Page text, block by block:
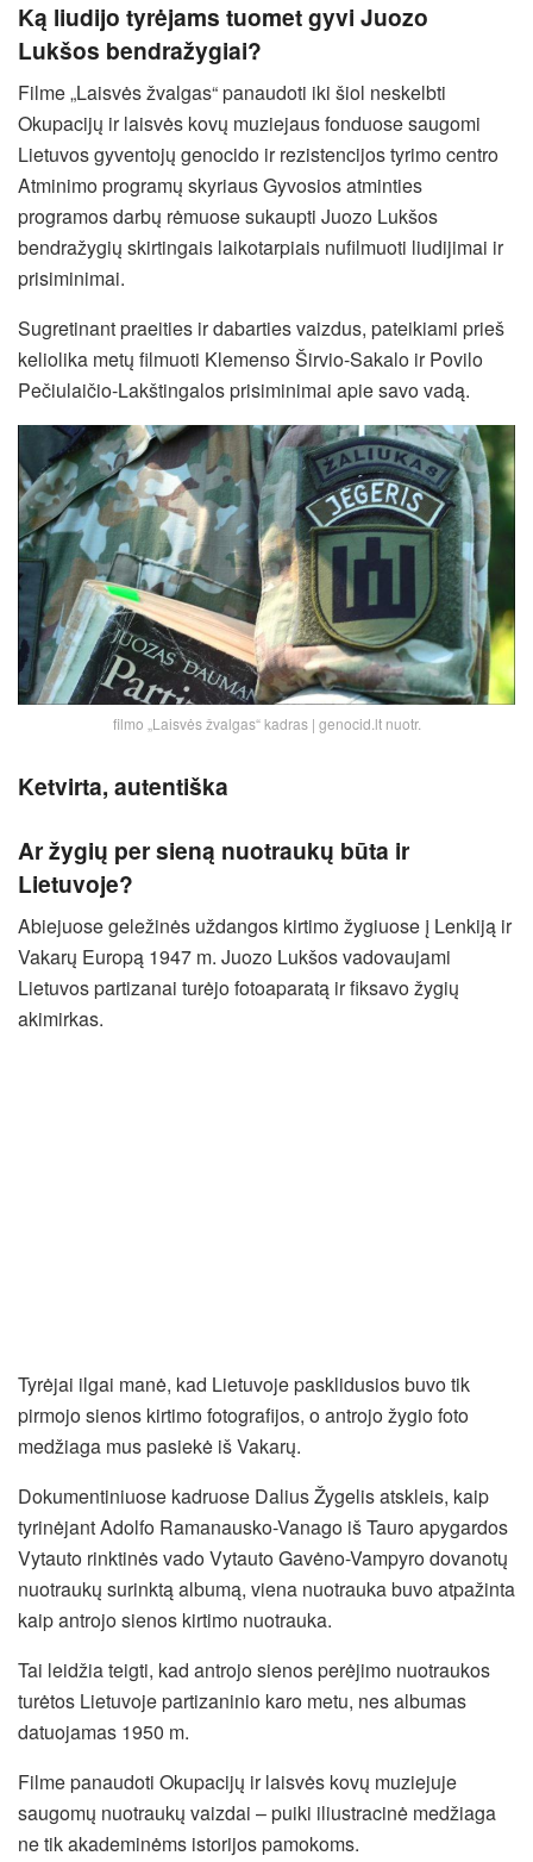
Ką liudijo tyrėjams tuomet gyvi Juozo
Lukšos bendražygiai?
Filme „Laisvės žvalgas“ panaudoti iki šiol neskelbti
Okupacijų ir laisvės kovų muziejaus fonduose saugomi
Lietuvos gyventojų genocido ir rezistencijos tyrimo centro
Atminimo programų skyriaus Gyvosios atminties
programos darbų rėmuose sukaupti Juozo Lukšos
bendražygių skirtingais laikotarpiais nufilmuoti liudijimai ir
prisiminimai.
Sugretinant praeities ir dabarties vaizdus, pateikiami prieš
keliolika metų filmuoti Klemenso Širvio-Sakalo ir Povilo
Pečiulaičio-Lakštingalos prisiminimai apie savo vadą.
filmo „Laisvės žvalgas“ kadras | genocid.lt nuotr.
Ketvirta, autentiška
Ar žygių per sieną nuotraukų būta ir
Lietuvoje?
Abiejuose geležinės uždangos kirtimo žygiuose į Lenkiją ir
Vakarų Europą 1947 m. Juozo Lukšos vadovaujami
Lietuvos partizanai turėjo fotoaparatą ir fiksavo žygių
akimirkas.
Tyrėjai ilgai manė, kad Lietuvoje pasklidusios buvo tik
pirmojo sienos kirtimo fotografijos, o antrojo žygio foto
medžiaga mus pasiekė iš Vakarų.
Dokumentiniuose kadruose Dalius Žygelis atskleis, kaip
tyrinėjant Adolfo Ramanausko-Vanago iš Tauro apygardos
Vytauto rinktinės vado Vytauto Gavėno-Vampyro dovanotų
nuotraukų surinktą albumą, viena nuotrauka buvo atpažinta
kaip antrojo sienos kirtimo nuotrauka.
Tai leidžia teigti, kad antrojo sienos perėjimo nuotraukos
turėtos Lietuvoje partizaninio karo metu, nes albumas
datuojamas 1950 m.
Filme panaudoti Okupacijų ir laisvės kovų muziejuje
saugomų nuotraukų vaizdai – puiki iliustracinė medžiaga
ne tik akademinėms istorijos pamokoms.